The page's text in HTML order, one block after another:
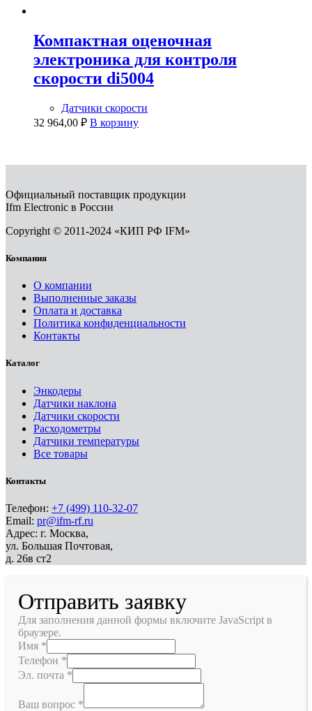
Компактная оценочная
электроника для контроля
скорости di5004
Датчики скорости
32 964,00 ₽ В корзину
Официальный поставщик продукции
Ifm Electronic в России
Copyright © 2011-2024 «КИП РФ IFM»
Компания
О компании
Выполненные заказы
Оплата и доставка
Политика конфиденциальности
Контакты
Каталог
Энкодеры
Датчики наклона
Датчики скорости
Расходометры
Датчики температуры
Все товары
Контакты
Телефон: +7 (499) 110-32-07
Email: pr@ifm-rf.ru
Адрес: г. Москва,
ул. Большая Почтовая,
д. 26в ст2
Отправить заявку
Для заполнения данной формы включите JavaScript в
браузере.
Имя *
Телефон *
Эл. почта *
Ваш вопрос *